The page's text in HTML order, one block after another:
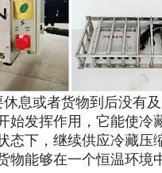
息或者货物到后没有及
始发挥作用，它能使冷
态下，继续供应冷藏压
物能够在一个恒温环境